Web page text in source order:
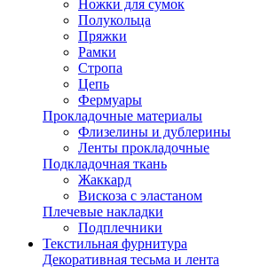
Ножки для сумок
Полукольца
Пряжки
Рамки
Стропа
Цепь
Фермуары
Прокладочные материалы
Флизелины и дублерины
Ленты прокладочные
Подкладочная ткань
Жаккард
Вискоза с эластаном
Плечевые накладки
Подплечники
Текстильная фурнитура
Декоративная тесьма и лента